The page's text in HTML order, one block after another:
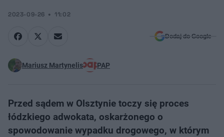
2023-09-26 11:02
Dodaj do Google
Mariusz Martynelis PAP
Przed sądem w Olsztynie toczy się proces
łódzkiego adwokata, oskarżonego o
spowodowanie wypadku drogowego, w którym